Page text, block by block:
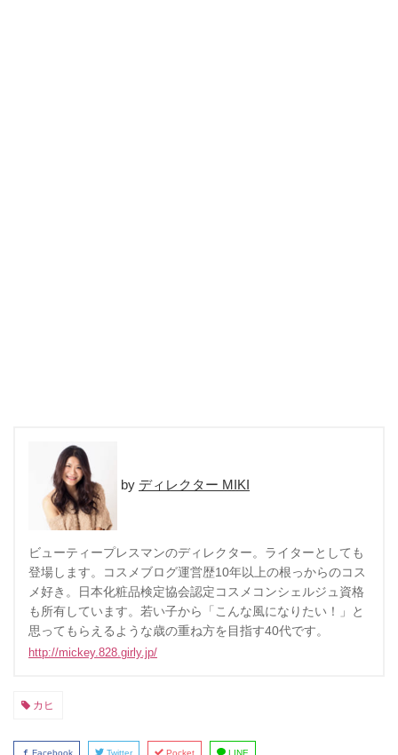
ディレクター MIKI
ビューティープレスマンのディレクター。ライターとしても
登場します。コスメブログ運営歴10年以上の根っからのコス
メ好き。日本化粧品検定協会認定コスメコンシェルジュ資格
も所有しています。若い子から「こんな風になりたい！」と
思ってもらえるような歳の重ね方を目指す40代です。
http://mickey.828.girly.jp/
カヒ